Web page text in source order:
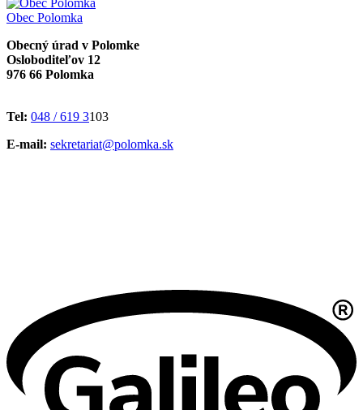
Obec Polomka
Obecný úrad v Polomke
Osloboditeľov 12
976 66 Polomka
Tel: 048 / 619 3103
E-mail: sekretariat@polomka.sk